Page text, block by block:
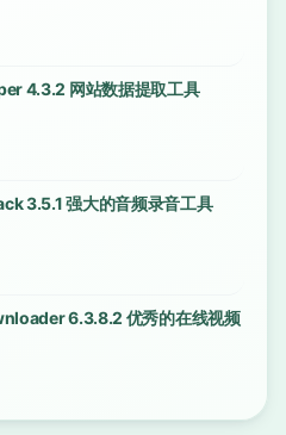
4.3.2 网站数据提取工具
3.5.1 强大的音频录音工具
6.3.8.2 优秀的在线视频